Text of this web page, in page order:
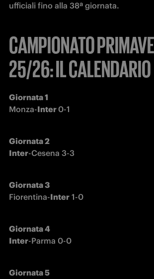
ufficiali fino alla 38ª giornata.
CAMPIONATO
25/26: IL CALENDARIO
Monza-Inter 0-1
Giornata 2
Inter-Cesena 3-3
Fiorentina-Inter 1-0
Giornata 4
Inter-Parma 0-0